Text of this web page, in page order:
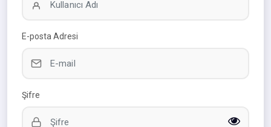
E-posta Adresi
Şifre